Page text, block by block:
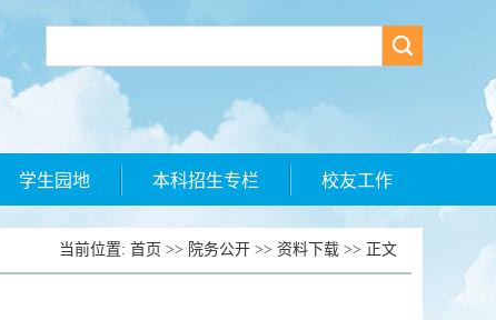
学生园地 本科招生专栏 校友工作
当前位置: 首页 >> 院务公开 >> 资料下载 >> 正文